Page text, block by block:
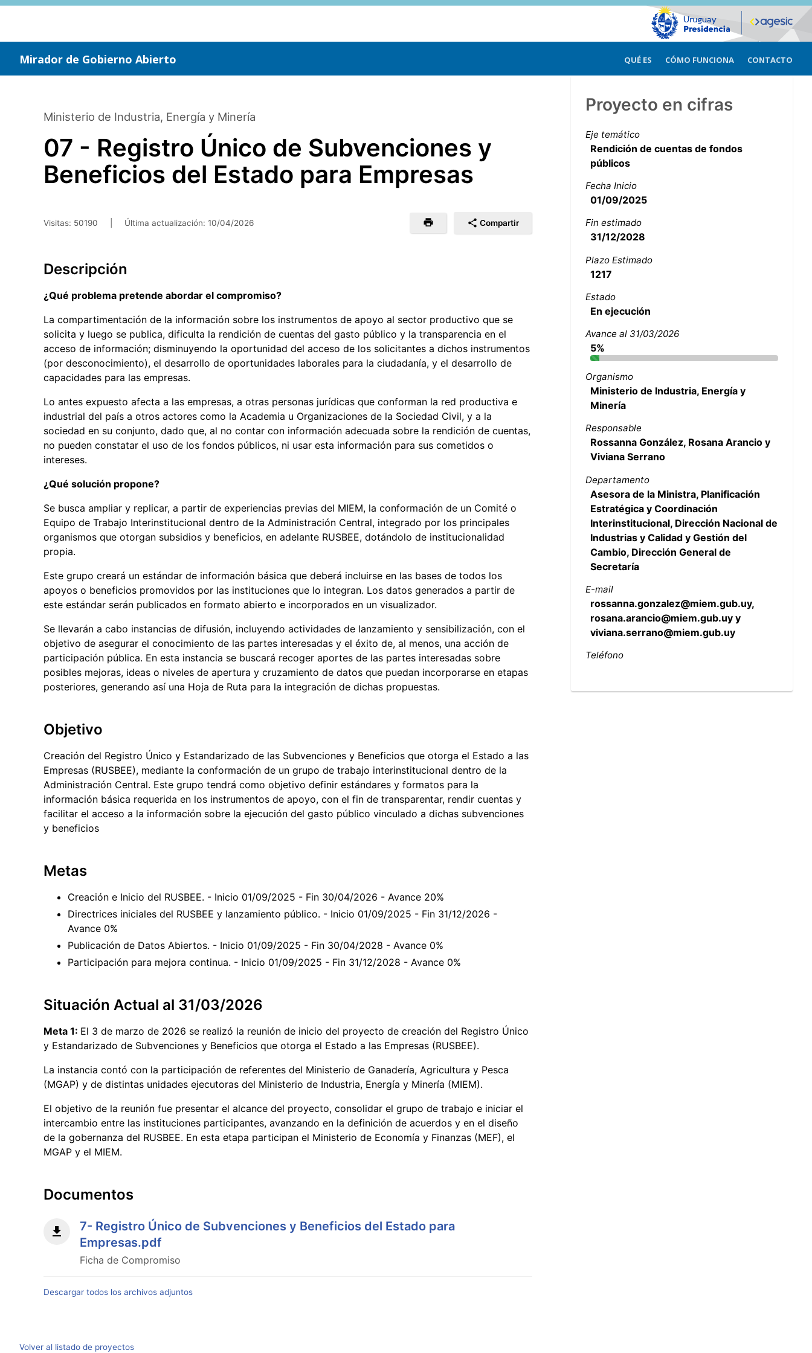
Saltar
Mirador de Gobierno Abierto QUÉ ES CÓMO FUNCIONA CONTACTO
Ministerio de Industria, Energía y Minería
07 - Registro Único de Subvenciones y
Beneficios del Estado para Empresas
Visitas: 50190 Última actualización: 10/04/2026 Compartir
Descripción
¿Qué problema pretende abordar el compromiso?
La compartimentación de la información sobre los instrumentos de apoyo al sector productivo que se
solicita y luego se publica, dificulta la rendición de cuentas del gasto público y la transparencia en el
acceso de información; disminuyendo la oportunidad del acceso de los solicitantes a dichos instrumentos
(por desconocimiento), el desarrollo de oportunidades laborales para la ciudadanía, y el desarrollo de
capacidades para las empresas.
Lo antes expuesto afecta a las empresas, a otras personas jurídicas que conforman la red productiva e
industrial del país a otros actores como la Academia u Organizaciones de la Sociedad Civil, y a la
sociedad en su conjunto, dado que, al no contar con información adecuada sobre la rendición de cuentas,
no pueden constatar el uso de los fondos públicos, ni usar esta información para sus cometidos o
intereses.
¿Qué solución propone?
Se busca ampliar y replicar, a partir de experiencias previas del MIEM, la conformación de un Comité o
Equipo de Trabajo Interinstitucional dentro de la Administración Central, integrado por los principales
organismos que otorgan subsidios y beneficios, en adelante RUSBEE, dotándolo de institucionalidad
propia.
Este grupo creará un estándar de información básica que deberá incluirse en las bases de todos los
apoyos o beneficios promovidos por las instituciones que lo integran. Los datos generados a partir de
este estándar serán publicados en formato abierto e incorporados en un visualizador.
Se llevarán a cabo instancias de difusión, incluyendo actividades de lanzamiento y sensibilización, con el
objetivo de asegurar el conocimiento de las partes interesadas y el éxito de, al menos, una acción de
participación pública. En esta instancia se buscará recoger aportes de las partes interesadas sobre
posibles mejoras, ideas o niveles de apertura y cruzamiento de datos que puedan incorporarse en etapas
posteriores, generando así una Hoja de Ruta para la integración de dichas propuestas.
Objetivo
Creación del Registro Único y Estandarizado de las Subvenciones y Beneficios que otorga el Estado a las
Empresas (RUSBEE), mediante la conformación de un grupo de trabajo interinstitucional dentro de la
Administración Central. Este grupo tendrá como objetivo definir estándares y formatos para la
información básica requerida en los instrumentos de apoyo, con el fin de transparentar, rendir cuentas y
facilitar el acceso a la información sobre la ejecución del gasto público vinculado a dichas subvenciones
y beneficios
Metas
Creación e Inicio del RUSBEE. - Inicio 01/09/2025 - Fin 30/04/2026 - Avance 20%
Directrices iniciales del RUSBEE y lanzamiento público. - Inicio 01/09/2025 - Fin 31/12/2026 -
Avance 0%
Publicación de Datos Abiertos. - Inicio 01/09/2025 - Fin 30/04/2028 - Avance 0%
Participación para mejora continua. - Inicio 01/09/2025 - Fin 31/12/2028 - Avance 0%
Situación Actual al 31/03/2026
Meta 1: El 3 de marzo de 2026 se realizó la reunión de inicio del proyecto de creación del Registro Único
y Estandarizado de Subvenciones y Beneficios que otorga el Estado a las Empresas (RUSBEE).
La instancia contó con la participación de referentes del Ministerio de Ganadería, Agricultura y Pesca
(MGAP) y de distintas unidades ejecutoras del Ministerio de Industria, Energía y Minería (MIEM).
El objetivo de la reunión fue presentar el alcance del proyecto, consolidar el grupo de trabajo e iniciar el
intercambio entre las instituciones participantes, avanzando en la definición de acuerdos y en el diseño
de la gobernanza del RUSBEE. En esta etapa participan el Ministerio de Economía y Finanzas (MEF), el
MGAP y el MIEM.
Documentos
7- Registro Único de Subvenciones y Beneficios del Estado para
Empresas.pdf
Ficha de Compromiso
Descargar todos los archivos adjuntos
Proyecto en cifras
Eje temático
Rendición de cuentas de fondos
públicos
Fecha Inicio
01/09/2025
Fin estimado
31/12/2028
Plazo Estimado
1217
Estado
En ejecución
Avance al 31/03/2026
5%
Organismo
Ministerio de Industria, Energía y
Minería
Responsable
Rossanna González, Rosana Arancio y
Viviana Serrano
Departamento
Asesora de la Ministra, Planificación
Estratégica y Coordinación
Interinstitucional, Dirección Nacional de
Industrias y Calidad y Gestión del
Cambio, Dirección General de
Secretaría
E-mail
rossanna.gonzalez@miem.gub.uy,
rosana.arancio@miem.gub.uy y
viviana.serrano@miem.gub.uy
Teléfono
Volver al listado de proyectos